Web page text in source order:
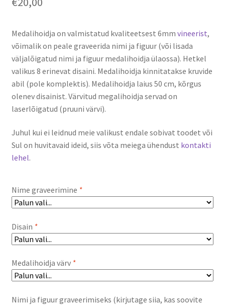
Medalihoidja on valmistatud kvaliteetsest 6mm vineerist,
võimalik on peale graveerida nimi ja figuur (või lisada
väljalõigatud nimi ja figuur medalihoidja ülaossa). Hetkel
valikus 8 erinevat disaini. Medalihoidja kinnitatakse kruvide
abil (pole komplektis). Medalihoidja laius 50 cm, kõrgus
olenev disainist. Värvitud megalihoidja servad on
laserlõigatud (pruuni värvi).
Juhul kui ei leidnud meie valikust endale sobivat toodet või
Sul on huvitavaid ideid, siis võta meiega ühendust kontakti
lehel.
Nime graveerimine *
Disain *
Medalihoidja värv *
Nimi ja figuur graveerimiseks (kirjutage siia, kas soovite